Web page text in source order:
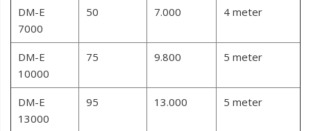
DM-E
7000
50 7.000 4 meter
DM-E
10000
75 9.800 5 meter
DM-E
13000
95 13.000 5 meter